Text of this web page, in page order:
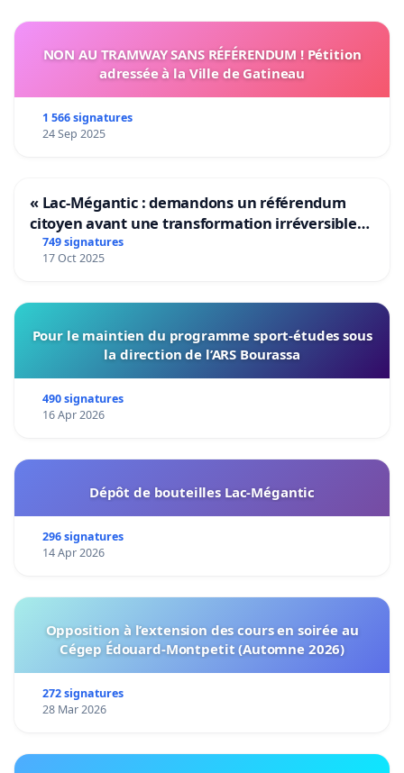
NON AU TRAMWAY SANS RÉFÉRENDUM ! Pétition
adressée à la Ville de Gatineau
1 566 signatures
24 Sep 2025
« Lac-Mégantic : demandons un référendum
citoyen avant une transformation irréversible
de notre territoire »
749 signatures
17 Oct 2025
Pour le maintien du programme sport-études sous
la direction de l’ARS Bourassa
490 signatures
16 Apr 2026
Dépôt de bouteilles Lac-Mégantic
296 signatures
14 Apr 2026
Opposition à l’extension des cours en soirée au
Cégep Édouard-Montpetit (Automne 2026)
272 signatures
28 Mar 2026